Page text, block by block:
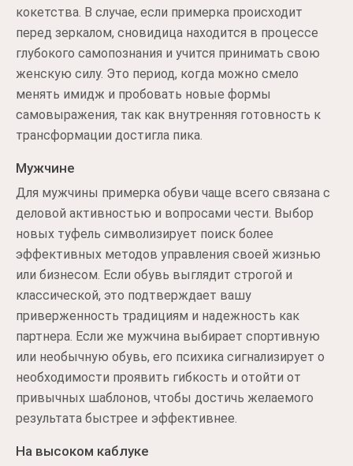
кокетства. В случае, если примерка происходит
перед зеркалом, сновидица находится в процессе
глубокого самопознания и учится принимать свою
женскую силу. Это период, когда можно смело
менять имидж и пробовать новые формы
самовыражения, так как внутренняя готовность к
трансформации достигла пика.
Мужчине
Для мужчины примерка обуви чаще всего связана с
деловой активностью и вопросами чести. Выбор
новых туфель символизирует поиск более
эффективных методов управления своей жизнью
или бизнесом. Если обувь выглядит строгой и
классической, это подтверждает вашу
приверженность традициям и надежность как
партнера. Если же мужчина выбирает спортивную
или необычную обувь, его психика сигнализирует о
необходимости проявить гибкость и отойти от
привычных шаблонов, чтобы достичь желаемого
результата быстрее и эффективнее.
На высоком каблуке